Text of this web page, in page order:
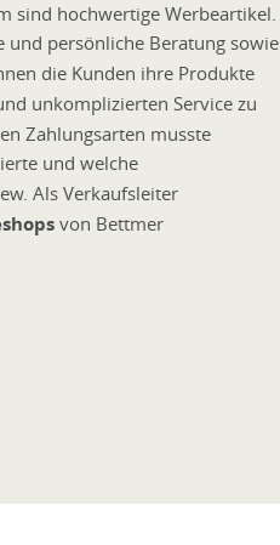
sind hochwertige Werbeartikel.
und persönliche Beratung sowie
die Kunden ihre Produkte
unkomplizierten Service zu
Zahlungsarten musste
und welche
Als Verkaufsleiter
von Bettmer